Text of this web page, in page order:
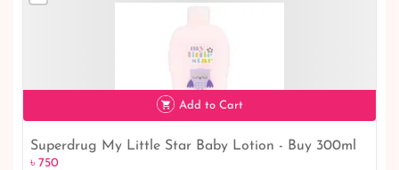
৳ 750
Add to Cart
Superdrug My Little Star Baby Lotion - Buy 300ml
৳ 750